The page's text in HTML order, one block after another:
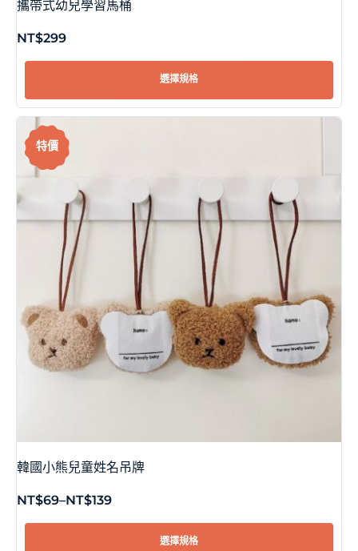
攜帶式幼兒學習馬桶
NT$299
選擇規格
特價
韓國小熊兒童姓名吊牌
NT$69–NT$139
選擇規格